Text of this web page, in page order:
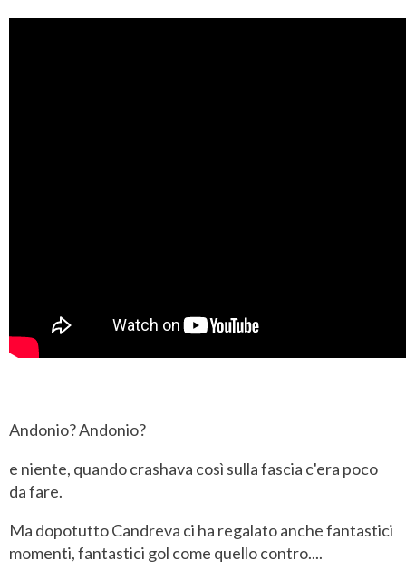
Andonio? Andonio?
e niente, quando crashava così sulla fascia c'era poco
da fare.
Ma dopotutto Candreva ci ha regalato anche fantastici
momenti, fantastici gol come quello contro....